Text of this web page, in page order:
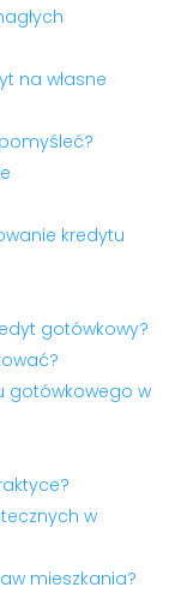
na własne
kredytu
gotówkowy?
gotówkowego w
w
mieszkania?